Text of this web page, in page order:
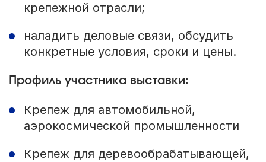
крепежной отрасли;
наладить деловые связи, обсудить
конкретные условия, сроки и цены.
Профиль участника выставки:
Крепеж для автомобильной,
аэрокосмической промышленности
Крепеж для деревообрабатывающей,